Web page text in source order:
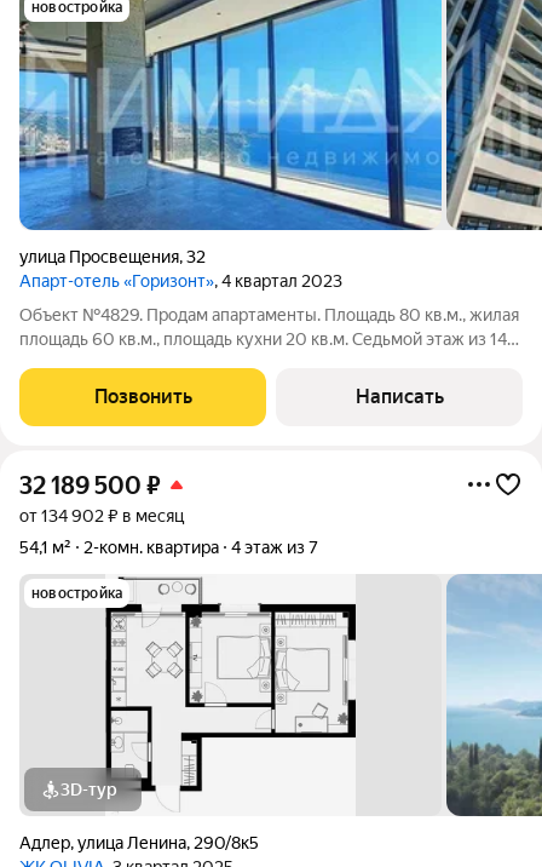
новостройка
улица Просвещения,32
Апарт-отель «Горизонт», 4 квартал 2023
Объект №4829. Продам апартаменты. Площадь 80 кв.м., жилая
площадь 60 кв.м., площадь кухни 20 кв.м. Седьмой этаж из 14
есть балкон и лоджия, раздельный санузел, пассажирский и
грузовой лифт.
Позвонить Написать
32 189 500 ₽
от 134 902 ₽ в месяц
54,1 м²
2-комн. квартира 4 этаж из 7
новостройка
3D-тур
Адлер,улица Ленина, 290/8к5